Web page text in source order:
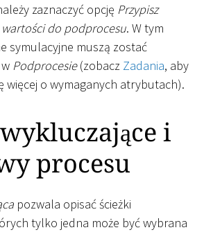
zaznaczyć opcję Przypisz
do podprocesu. W tym
symulacyjne muszą zostać
Podprocesie(zobacz Zadania, aby
więcej o wymaganych atrybutach).
i
procesu
pozwala opisać ścieżki
tylko jedna może być wybrana